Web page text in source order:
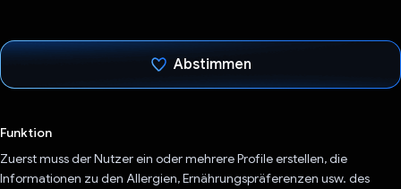
Abstimmen
Funktion
Zuerst muss der Nutzer ein oder mehrere Profile erstellen, die
Informationen zu den Allergien, Ernährungspräferenzen usw. des